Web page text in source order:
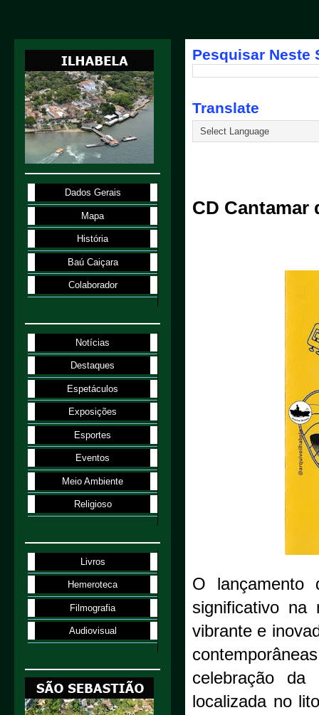
Pesquisar Neste
Translate
CD Cantamar
O
significativo na
vibrante e
celebração
localizada no
Dados Gerais
Mapa
História
Baú Caiçara
Colaborador
Notícias
Destaques
Espetáculos
Exposições
Esportes
Eventos
Meio Ambiente
Religioso
Livros
Hemeroteca
Filmografia
Audiovisual